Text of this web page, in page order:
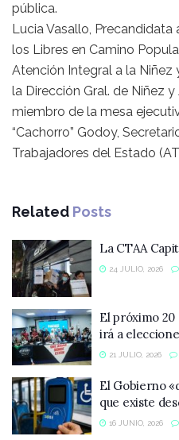
pública.
Lucia Vasallo,
los Libres en Camino
Atención Integral a la Niñez
la Dirección Gral. de Niñez
miembro de la mesa
“Cachorro” Godoy,
Trabajadores del Estado
Related Posts
La CTAA
24 JULIO, 2026
El próximo 20
irá a
21 JULIO, 2026
El Gobierno
que existe
16 JUNIO, 2026